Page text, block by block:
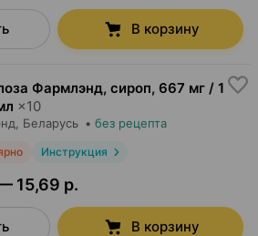
В корзину
Фармлэнд, сироп, 667 мг / 1
×10
, Беларусь • без рецепта
Инструкция
15,69 р.
В корзину